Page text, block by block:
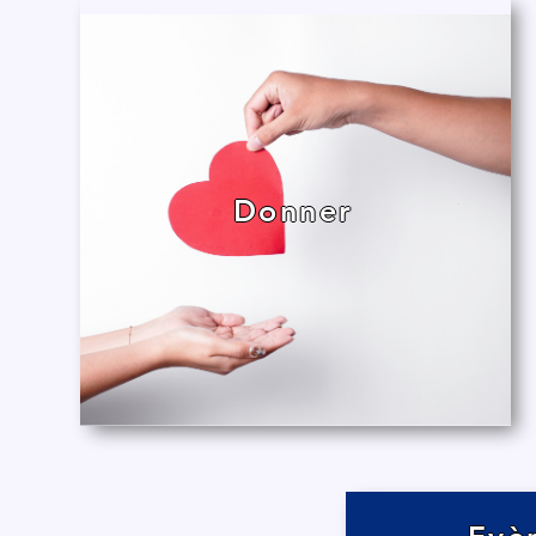
Donner